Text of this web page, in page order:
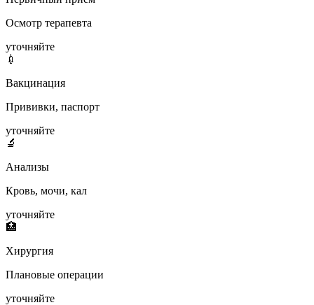
Осмотр терапевта
уточняйте
💉
Вакцинация
Прививки, паспорт
уточняйте
🔬
Анализы
Кровь, мочи, кал
уточняйте
🏥
Хирургия
Плановые операции
уточняйте